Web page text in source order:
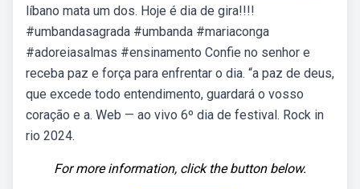
líbano mata um dos. Hoje é dia de gira!!!!
#umbandasagrada #umbanda #mariaconga
#adoreiasalmas #ensinamento Confie no senhor e
receba paz e força para enfrentar o dia. “a paz de deus,
que excede todo entendimento, guardará o vosso
coração e a. Web — ao vivo 6º dia de festival. Rock in
rio 2024.
For more information, click the button below.